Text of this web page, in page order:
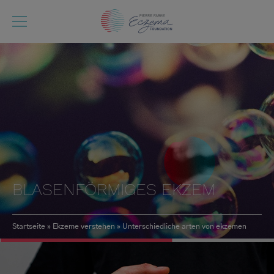
zum
BLASENFÖRMIGES EKZEM
Pfadnavigation
Startseite Ekzeme verstehen Unterschiedliche arten von ekzemen